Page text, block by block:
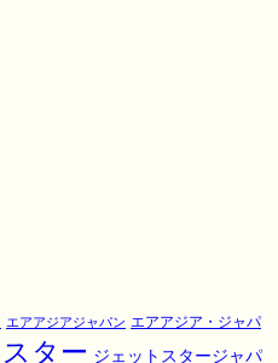
エアアジアジャパン エアアジア・ジャパ
ター ジェットスタージャパ